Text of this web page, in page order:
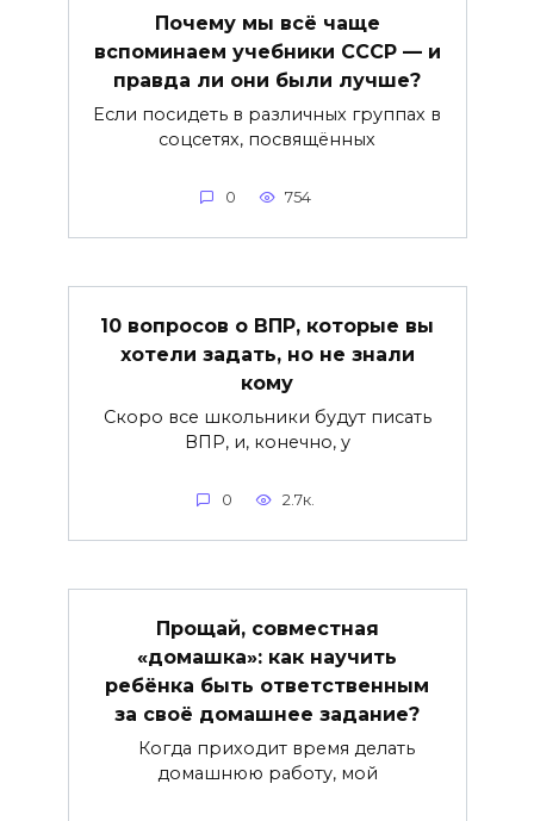
Почему мы всё чаще
вспоминаем учебники СССР — и
правда ли они были лучше?
Если посидеть в различных группах в
соцсетях, посвящённых
0 754
10 вопросов о ВПР, которые вы
хотели задать, но не знали
кому
Скоро все школьники будут писать
ВПР, и, конечно, у
0 2.7к.
Прощай, совместная
«домашка»: как научить
ребёнка быть ответственным
за своё домашнее задание?
Когда приходит время делать
домашнюю работу, мой